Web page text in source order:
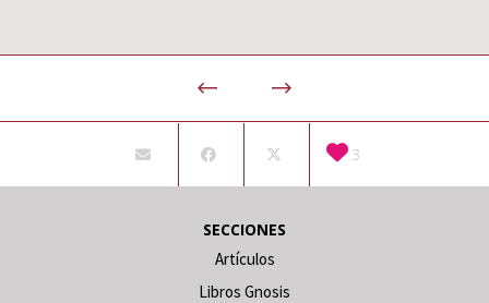
3
SECCIONES
Artículos
Libros Gnosis